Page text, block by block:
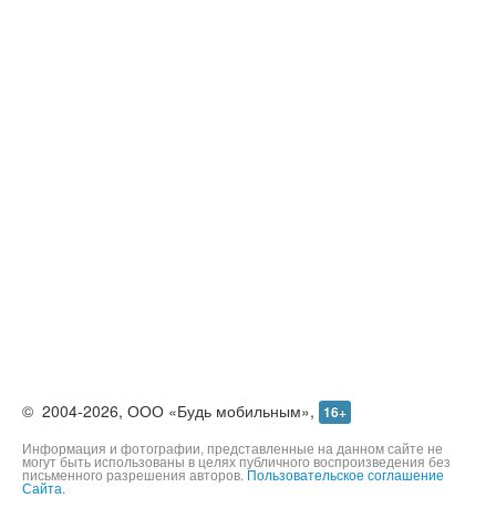
©2004-2026,ООО «Будь мобильным», 16+
Информация и фотографии, представленные на данном сайте не
могут быть использованы в целях публичного воспроизведения без